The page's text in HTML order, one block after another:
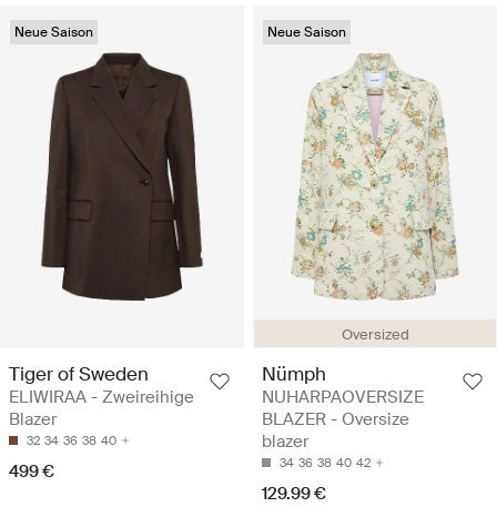
Neue Saison
Tiger of Sweden
ELIWIRAA - Zweireihige
Blazer
32 34 36 38 40
499 €
Oversized
Neue Saison
Nümph
NUHARPAOVERSIZE
BLAZER - Oversize
blazer
34 36 38 40 42
129.99 €